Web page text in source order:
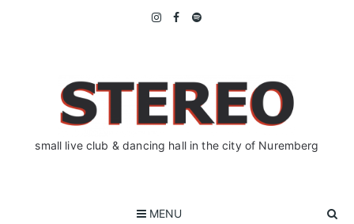
small live club & dancing hall in the city of Nuremberg
MENU